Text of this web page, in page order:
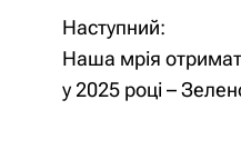
Наступний:
Наша мрія
у 2025 році –